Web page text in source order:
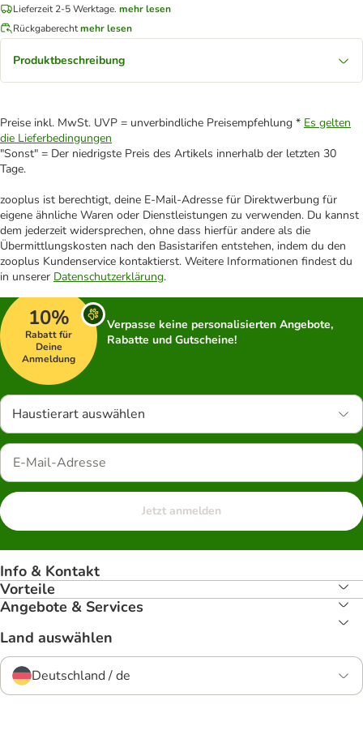
Lieferzeit 2-5 Werktage. mehr lesen
Rückgaberechtmehr lesen
Produktbeschreibung
Preise inkl. MwSt. UVP = unverbindliche Preisempfehlung * Es gelten
die Lieferbedingungen
"Sonst" = Der niedrigste Preis des Artikels innerhalb der letzten 30
Tage.
zooplus ist berechtigt, deine E-Mail-Adresse für Direktwerbung für
eigene ähnliche Waren oder Dienstleistungen zu verwenden. Du kannst
dem jederzeit widersprechen, ohne dass hierfür andere als die
Übermittlungskosten nach den Basistarifen entstehen, indem du den
zooplus Kundenservice kontaktierst. Weitere Informationen findest du
in unserer Datenschutzerklärung.
10%
Rabatt für
Deine
Anmeldung
Verpasse keine personalisierten Angebote,
Rabatte und Gutscheine!
Haustierart auswählen
Jetzt anmelden
Info & Kontakt
Vorteile
Angebote & Services
Land auswählen
Deutschland / de